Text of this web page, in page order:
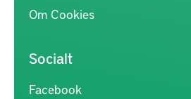
Om Cookies
Socialt
Facebook